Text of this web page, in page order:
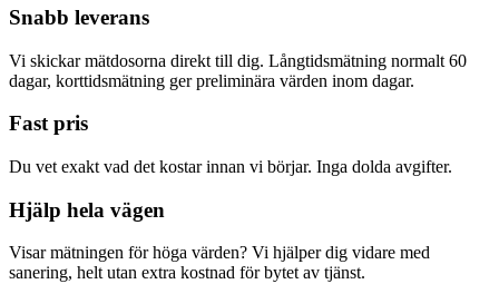
Snabb leverans
Vi skickar mätdosorna direkt till dig. Långtidsmätning normalt 60
dagar, korttidsmätning ger preliminära värden inom dagar.
Fast pris
Du vet exakt vad det kostar innan vi börjar. Inga dolda avgifter.
Hjälp hela vägen
Visar mätningen för höga värden? Vi hjälper dig vidare med
sanering, helt utan extra kostnad för bytet av tjänst.